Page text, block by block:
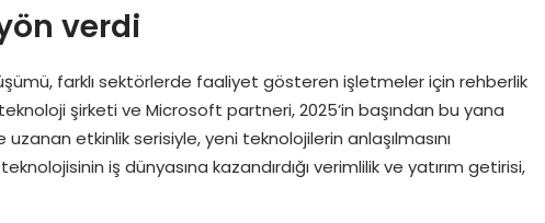
verdi
farklı sektörlerde faaliyet gösteren işletmeler için rehberlik
şirketi ve Microsoft partneri, 2025’in başından bu yana
etkinlik serisiyle, yeni teknolojilerin anlaşılmasını
iş dünyasına kazandırdığı verimlilik ve yatırım getirisi,